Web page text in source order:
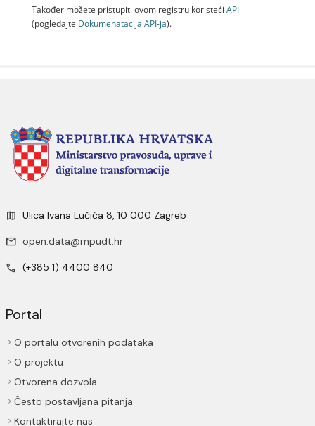
Također možete pristupiti ovom registru koristeći API
(pogledajte Dokumenаtаcijа API-jа).